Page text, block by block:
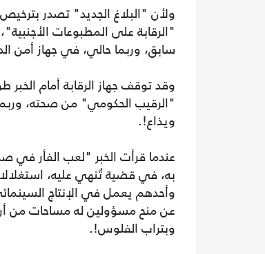
ولأن "البلاغ الجديد" تصدر
"الرقابة على المطبوعات
سابق، وربما حالي، في جهاز أمن
وقد توقف جهاز الرقابة أمام الخبر
"الرقيب الحكومي" من صحته، وربما
ويذاع!.
عندما قرأت الخبر "لعب الفأر في
به، في قضية تُنهي عليه،
وأحدهم يعمل في الإنتاج
عن منح مسؤولين له مساحات من
وبتراب الفلوس!.